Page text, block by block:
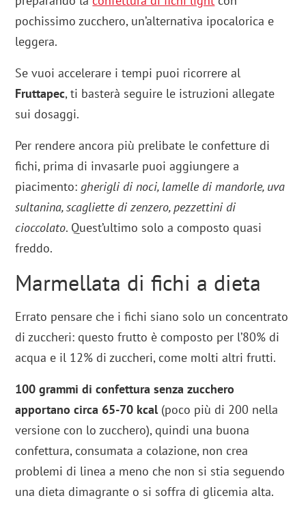
pochissimo zucchero, un’alternativa ipocalorica e
leggera.
Se vuoi accelerare i tempi puoi ricorrere al
Fruttapec, ti basterà seguire le istruzioni allegate
sui dosaggi.
Per rendere ancora più prelibate le confetture di
fichi, prima di invasarle puoi aggiungere a
piacimento: gherigli di noci, lamelle di mandorle, uva
sultanina, scagliette di zenzero, pezzettini di
cioccolato. Quest’ultimo solo a composto quasi
freddo.
Marmellata di fichi a dieta
Errato pensare che i fichi siano solo un concentrato
di zuccheri: questo frutto è composto per l’80% di
acqua e il 12% di zuccheri, come molti altri frutti.
100 grammi di confettura senza zucchero
apportano circa 65-70 kcal (poco più di 200 nella
versione con lo zucchero), quindi una buona
confettura, consumata a colazione, non crea
problemi di linea a meno che non si stia seguendo
una dieta dimagrante o si soffra di glicemia alta.